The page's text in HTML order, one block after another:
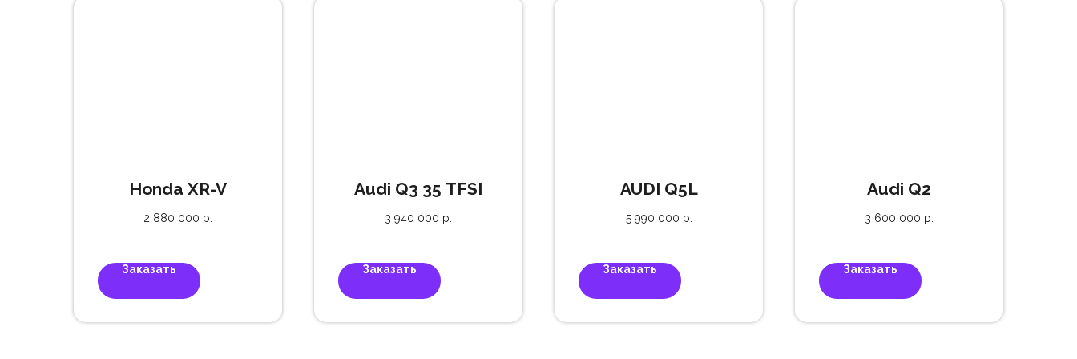
Honda XR-V
2 880 000 р.
Заказать
Audi Q3 35 TFSI
3 940 000 р.
Заказать
AUDI Q5L
5 990 000 р.
Заказать
Audi Q2
3 600 000 р.
Заказать